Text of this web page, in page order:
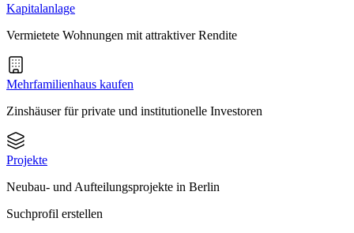
Kapitalanlage
Vermietete Wohnungen mit attraktiver Rendite
Mehrfamilienhaus kaufen
Zinshäuser für private und institutionelle Investoren
Projekte
Neubau- und Aufteilungsprojekte in Berlin
Suchprofil erstellen